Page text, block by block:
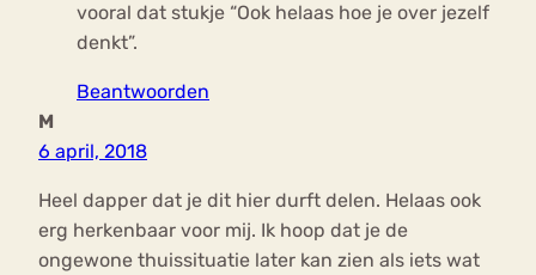
vooral dat stukje “Ook helaas hoe je over jezelf
denkt”.
Beantwoorden
M
6 april, 2018
Heel dapper dat je dit hier durft delen. Helaas ook
erg herkenbaar voor mij. Ik hoop dat je de
ongewone thuissituatie later kan zien als iets wat